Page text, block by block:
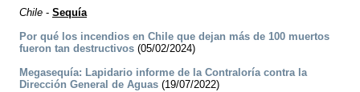
Chile - Sequía
Por qué los incendios en Chile que dejan más de 100 muertos
fueron tan destructivos (05/02/2024)
Megasequía: Lapidario informe de la Contraloría contra la
Dirección General de Aguas (19/07/2022)